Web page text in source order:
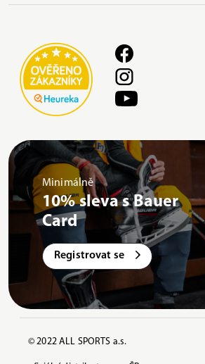
Minimálně
10% sleva s Bauer
Card
Registrovat se
© 2022 ALL SPORTS a.s.